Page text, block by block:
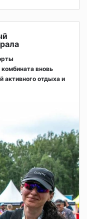
вновь
активного отдыха и